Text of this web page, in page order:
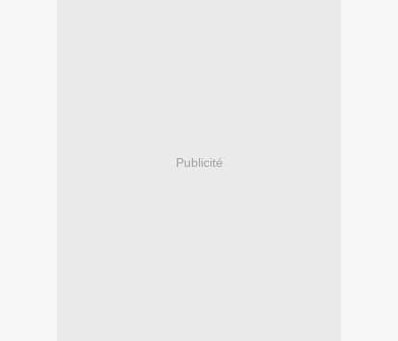
Publicité